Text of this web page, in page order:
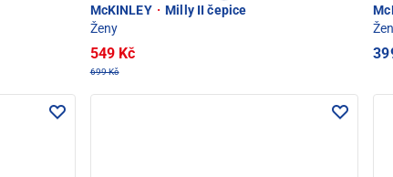
McKINLEY · Milly II čepice
Ženy
549 Kč
699 Kč